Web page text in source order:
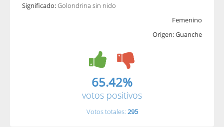
Significado:Golondrina sin nido
Femenino
Origen: Guanche
65.42%
votos positivos
Votos totales: 295